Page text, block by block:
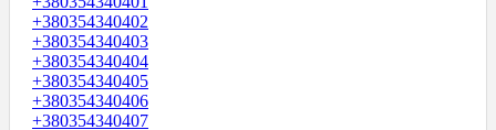
+380354340402
+380354340403
+380354340404
+380354340405
+380354340406
+380354340407